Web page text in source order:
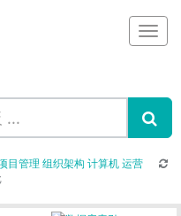
目管理 组织架构 计算机运营